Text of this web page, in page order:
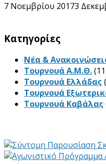
7 Νοεμβρίου 20173
Kατηγορίες
Νέα &
Τουρνουά Α.Μ.Θ.
Τουρνουά Ελλάδας
Τουρνουά
Τουρνουά Καβάλας